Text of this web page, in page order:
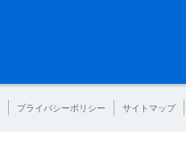
プライバシーポリシー サイトマップ